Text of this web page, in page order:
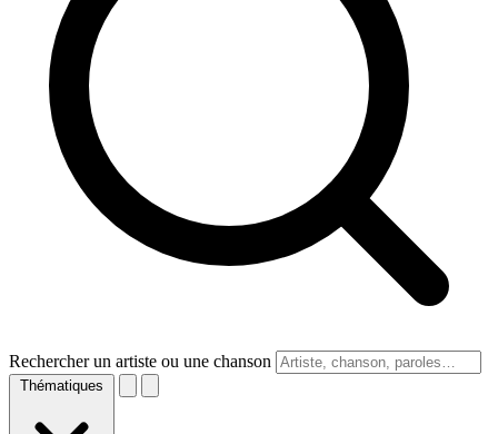
Rechercher un artiste ou une chanson
Thématiques